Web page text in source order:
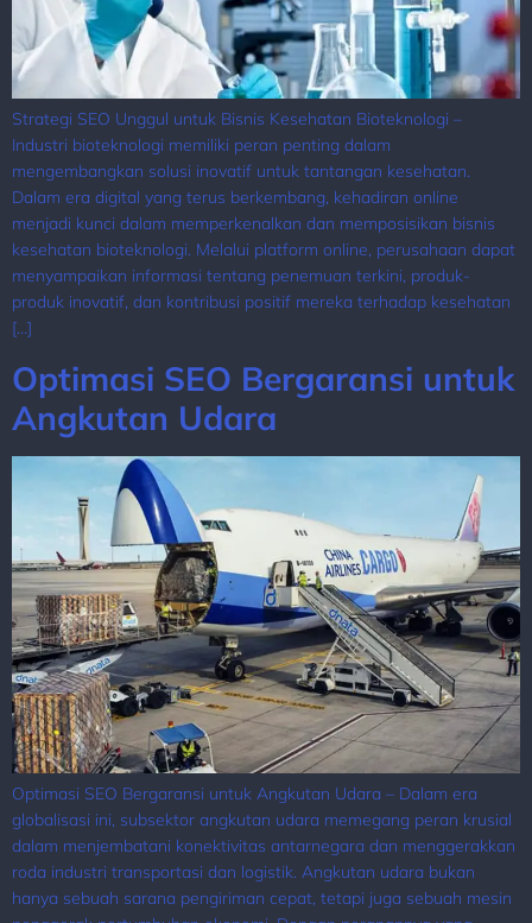
Strategi SEO Unggul untuk Bisnis Kesehatan Bioteknologi –
Industri bioteknologi memiliki peran penting dalam
mengembangkan solusi inovatif untuk tantangan kesehatan.
Dalam era digital yang terus berkembang, kehadiran online
menjadi kunci dalam memperkenalkan dan memposisikan bisnis
kesehatan bioteknologi. Melalui platform online, perusahaan dapat
menyampaikan informasi tentang penemuan terkini, produk-
produk inovatif, dan kontribusi positif mereka terhadap kesehatan
[…]
Optimasi SEO Bergaransi untuk
Angkutan Udara
Optimasi SEO Bergaransi untuk Angkutan Udara – Dalam era
globalisasi ini, subsektor angkutan udara memegang peran krusial
dalam menjembatani konektivitas antarnegara dan menggerakkan
roda industri transportasi dan logistik. Angkutan udara bukan
hanya sebuah sarana pengiriman cepat, tetapi juga sebuah mesin